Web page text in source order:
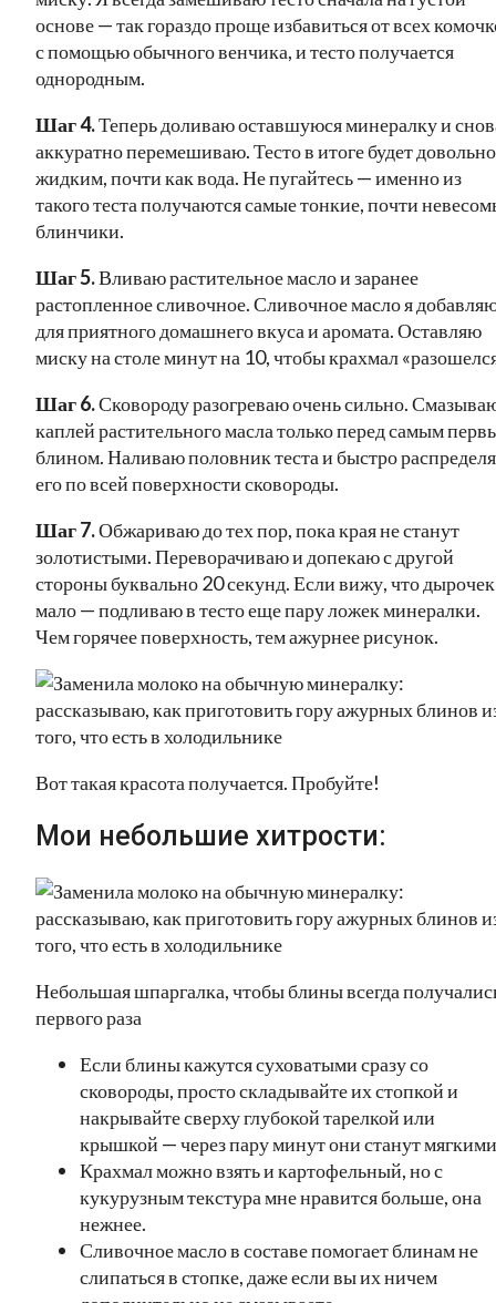
основе — так гораздо проще избавиться от всех
с помощью обычного венчика, и тесто получается
однородным.
Шаг 4.Теперь доливаю оставшуюся минералку и
аккуратно перемешиваю. Тесто в итоге будет довольно
жидким, почти как вода. Не пугайтесь — именно из
такого теста получаются самые тонкие, почти
блинчики.
Шаг 5.Вливаю растительное масло и заранее
растопленное сливочное. Сливочное масло я
для приятного домашнего вкуса и аромата. Оставляю
миску на столе минут на 10, чтобы крахмал
Шаг 6.Сковороду разогреваю очень сильно.
каплей растительного масла только перед самым
блином. Наливаю половник теста и быстро
его по всей поверхности сковороды.
Шаг 7.Обжариваю до тех пор, пока края не станут
золотистыми. Переворачиваю и допекаю с другой
стороны буквально 20 секунд. Если вижу, что дырочек
мало — подливаю в тесто еще пару ложек минералки.
Чем горячее поверхность, тем ажурнее рисунок.
Вот такая красота получается. Пробуйте!
Мои небольшие хитрости:
Небольшая шпаргалка, чтобы блины всегда
первого раза
Если блины кажутся суховатыми сразу со
сковороды, просто складывайте их стопкой и
накрывайте сверху глубокой тарелкой или
крышкой — через пару минут они станут
Крахмал можно взять и картофельный, но с
кукурузным текстура мне нравится больше, она
нежнее.
Сливочное масло в составе помогает блинам не
слипаться в стопке, даже если вы их ничем